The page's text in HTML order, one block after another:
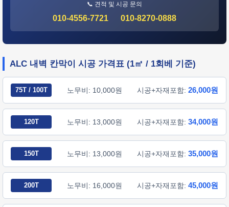
📞 견적 및 시공 문의
010-4556-7721 010-8270-0888
ALC 내벽 칸막이 시공 가격표 (1㎡ / 1회베 기준)
75T / 100T 노무비: 10,000원 시공+자재포함: 26,000원
120T 노무비: 13,000원 시공+자재포함: 34,000원
150T 노무비: 13,000원 시공+자재포함: 35,000원
200T 노무비: 16,000원 시공+자재포함: 45,000원